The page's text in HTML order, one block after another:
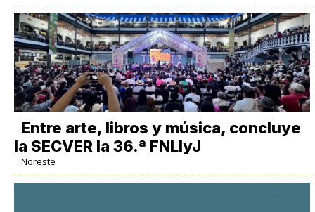
Entre arte, libros y música, concluye
la SECVER la 36.ª FNLIyJ
Noreste